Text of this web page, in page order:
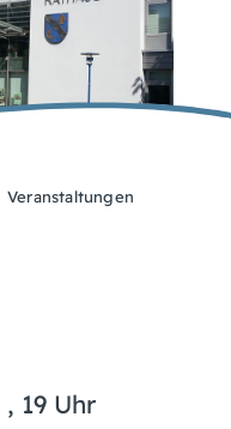
Veranstaltungen
, 19 Uhr